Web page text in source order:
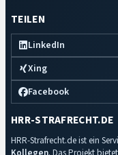
TEILEN
LinkedIn
Xing
Facebook
HRR-STRAFRECHT.DE
HRR-Strafrecht.de ist ein